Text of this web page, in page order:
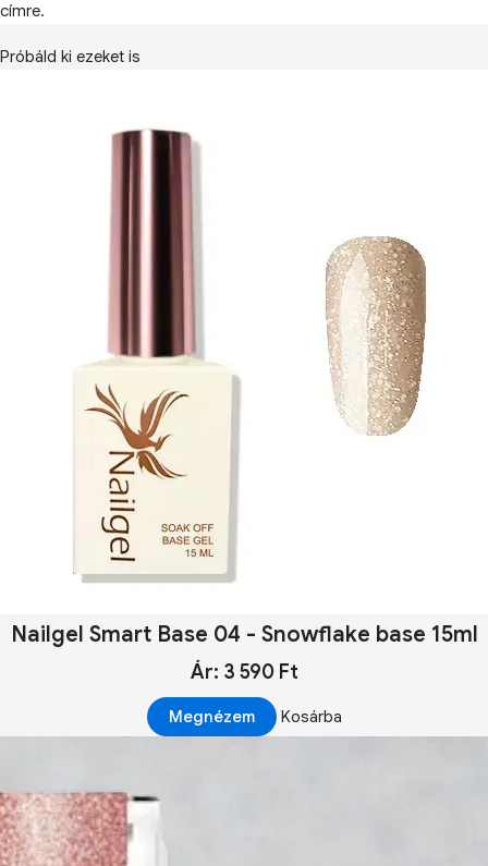
címre.
Próbáld ki ezeket is
Nailgel Smart Base 04 - Snowflake base 15ml
Ár: 3 590 Ft
Megnézem Kosárba